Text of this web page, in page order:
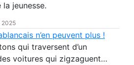
jeunesse.
2025
n’en peuvent plus !
qui traversent d’un
voitures qui zigzaguent…